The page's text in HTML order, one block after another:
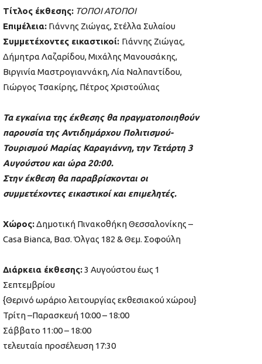
Τίτλος έκθεσης: ΤΟΠΟΙ ΑΤΟΠΟΙ
Επιμέλεια: Γιάννης Ζιώγας, Στέλλα Συλαίου
Συμμετέχοντες εικαστικοί: Γιάννης Ζιώγας,
Δήμητρα Λαζαρίδου, Μιχάλης Μανουσάκης,
Βιργινία Μαστρογιαννάκη, Λία Ναλπαντίδου,
Γιώργος Τσακίρης, Πέτρος Χριστούλιας
Τα εγκαίνια της έκθεσης θα πραγματοποιηθούν
παρουσία της Αντιδημάρχου Πολιτισμού-
Τουρισμού Μαρίας Καραγιάννη, την Τετάρτη 3
Αυγούστου και ώρα 20:00.
Στην έκθεση θα παραβρίσκονται οι
συμμετέχοντες εικαστικοί και επιμελητές.
Χώρος:Δημοτική Πινακοθήκη Θεσσαλονίκης –
Casa Bianca, Βασ. Όλγας 182 & Θεμ. Σοφούλη
Διάρκεια έκθεσης:3 Αυγούστου έως 1
Σεπτεμβρίου
{Θερινό ωράριο λειτουργίας εκθεσιακού χώρου}
Τρίτη –Παρασκευή 10:00 – 18:00
Σάββατο 11:00 – 18:00
τελευταία προσέλευση 17:30